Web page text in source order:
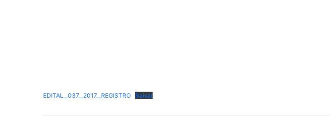
EDITAL__037__2017__REGISTRO Baixar